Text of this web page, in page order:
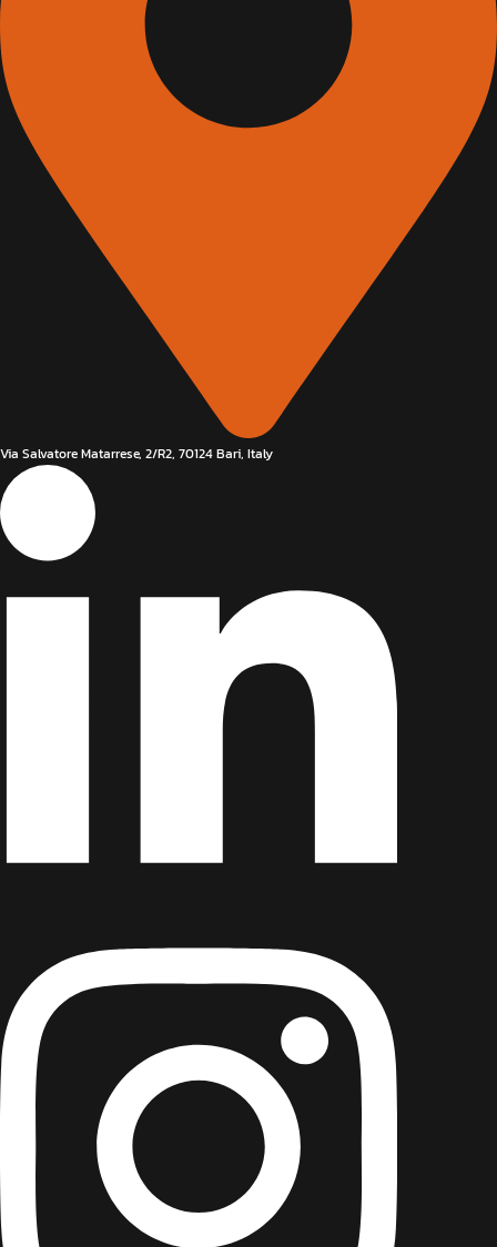
Via Salvatore Matarrese, 2/R2, 70124 Bari, Italy